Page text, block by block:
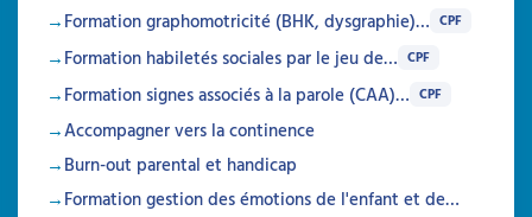
Formation graphomotricité (BHK, dysgraphie)… CPF
Formation habiletés sociales par le jeu de… CPF
Formation signes associés à la parole (CAA)… CPF
Accompagner vers la continence
Burn-out parental et handicap
Formation gestion des émotions de l'enfant et de…